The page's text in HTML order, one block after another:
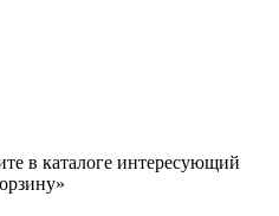
в каталоге интересующий